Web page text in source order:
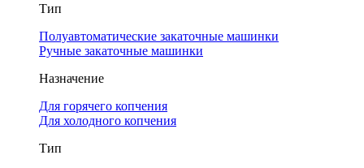
Тип
Полуавтоматические закаточные машинки
Ручные закаточные машинки
Назначение
Для горячего копчения
Для холодного копчения
Тип